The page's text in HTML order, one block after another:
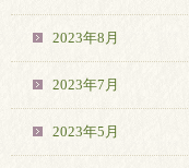
2023年8月
2023年7月
2023年5月